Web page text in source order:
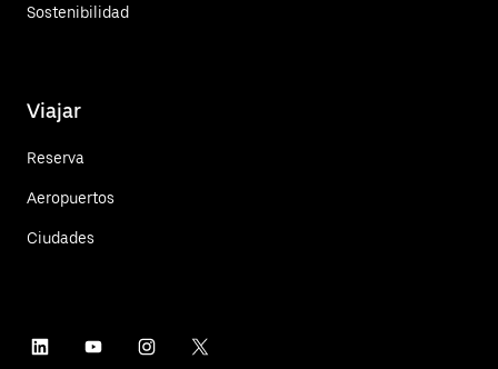
Sostenibilidad
Viajar
Reserva
Aeropuertos
Ciudades